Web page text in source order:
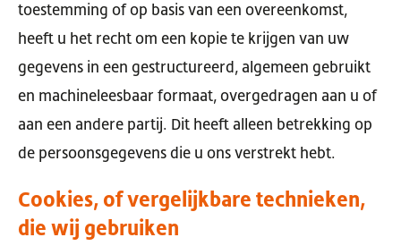
toestemming of op basis van een overeenkomst,
heeft u het recht om een kopie te krijgen van uw
gegevens in een gestructureerd, algemeen gebruikt
en machineleesbaar formaat, overgedragen aan u of
aan een andere partij. Dit heeft alleen betrekking op
de persoonsgegevens die u ons verstrekt hebt.
Cookies, of vergelijkbare technieken,
die wij gebruiken